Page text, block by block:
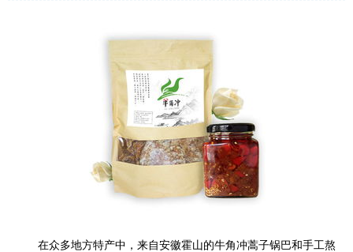
在众多地方特产中，来自安徽霍山的牛角冲蒿子锅巴和手工熬